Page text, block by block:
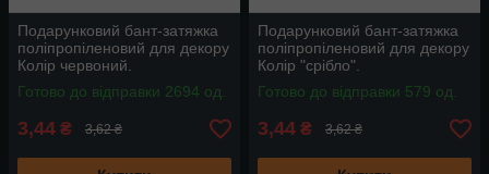
Подарунковий бант-затяжка
поліпропіленовий для декору
Колір червоний.
Готово до відправки 2694 од.
3,44 ₴ 3,62 ₴
Подарунковий бант-затяжка
поліпропіленовий для декору
Колір "срібло".
Готово до відправки 579 од.
3,44 ₴ 3,62 ₴